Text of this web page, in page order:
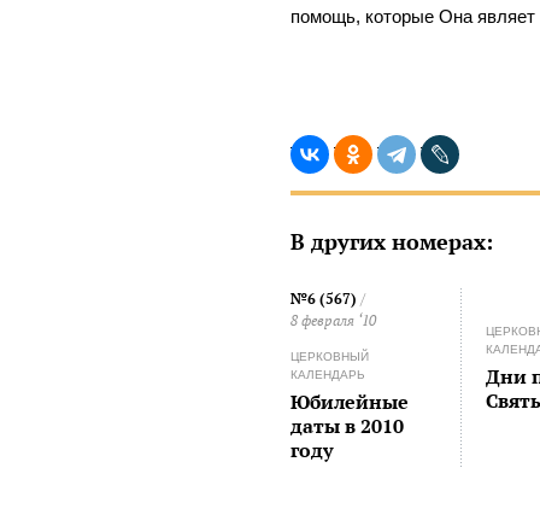
помощь, которые Она являет
В других номерах:
№6 (567) /
8 февраля ‘10
ЦЕРКОВНЫЙ
КАЛЕНДАРЬ
Юбилейные
даты в 2010
году
Дни